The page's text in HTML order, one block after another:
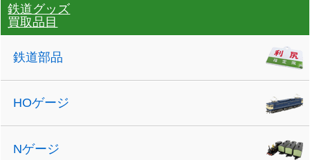
鉄道グッズ
買取品目
鉄道部品
HOゲージ
Nゲージ